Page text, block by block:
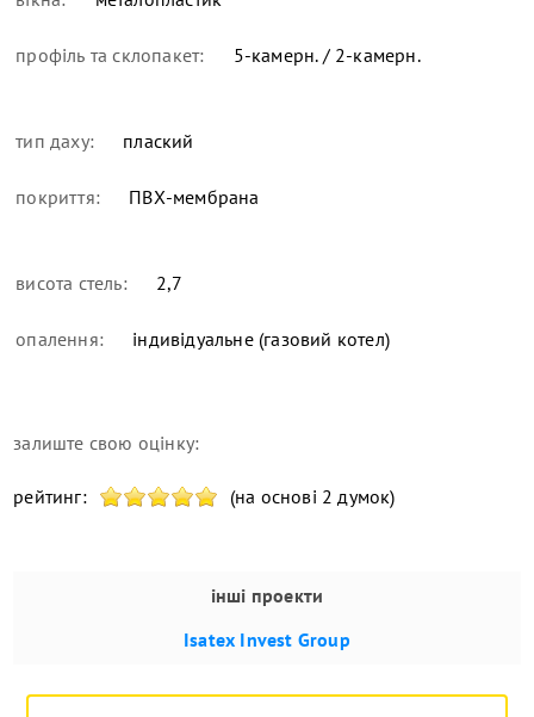
профіль та склопакет: 5-камерн. / 2-камерн.
тип даху: плаский
покриття: ПВХ-мембрана
висота стель: 2,7
опалення: індивідуальне (газовий котел)
залиште свою оцінку:
рейтинг: (на основі 2 думок)
інші проекти
Isatex Invest Group